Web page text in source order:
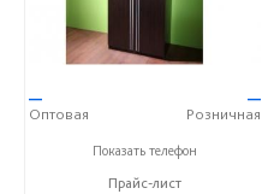
—
Оптовая
—
Розничная
+7 (8432) 59-49-97
Показать телефон
Прайс-лист